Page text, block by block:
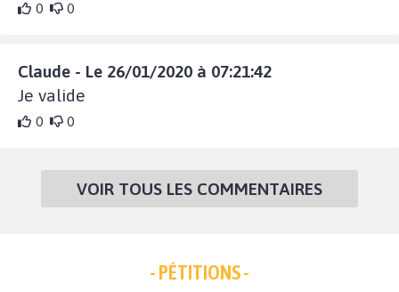
0 0
Claude - Le 26/01/2020 à 07:21:42
Je valide
0 0
VOIR TOUS LES COMMENTAIRES
- PÉTITIONS -